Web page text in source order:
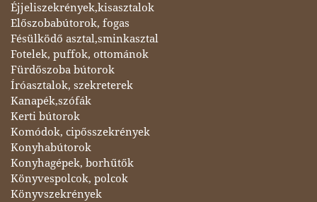
Éjjeliszekrények,kisasztalok
Előszobabútorok, fogas
Fésülködő asztal,sminkasztal
Fotelek, puffok, ottománok
Fürdőszoba bútorok
Íróasztalok, szekreterek
Kanapék,szófák
Kerti bútorok
Komódok, cipősszekrények
Konyhabútorok
Konyhagépek, borhűtők
Könyvespolcok, polcok
Könyvszekrények